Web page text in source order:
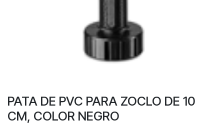
PATA DE PVC PARA ZOCLO DE 10
CM, COLOR NEGRO